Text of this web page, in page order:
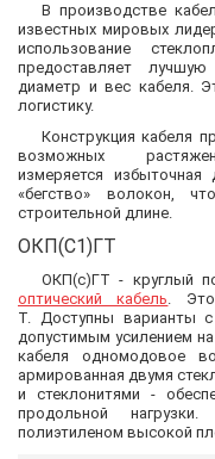
В производстве
известных мировых
использование
предоставляет
диаметр и вес кабеля.
логистику.
Конструкция кабеля
возможных
измеряется
«бегство» волокон,
строительной длине.
ОКП(С1)ГТ
ОКП(с)ГТ - круглый
оптический кабель. Это
Т. Доступны варианты
допустимым усилением
кабеля одномодовое
армированная двумя
и стеклонитями -
продольной
полиэтиленом высокой